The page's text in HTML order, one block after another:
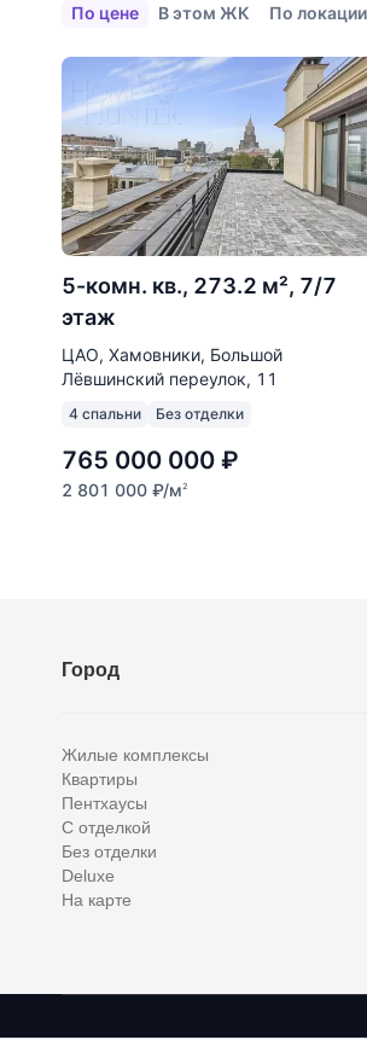
По цене В этом ЖК По локации
5-комн. кв., 273.2 м², 7/7
этаж
ЦАО, Хамовники, Большой
Лёвшинский переулок, 11
4 спальни Без отделки
765 000 000 ₽
2 801 000 ₽/м2
Город
Жилые комплексы
Квартиры
Пентхаусы
С отделкой
Без отделки
Deluxe
На карте